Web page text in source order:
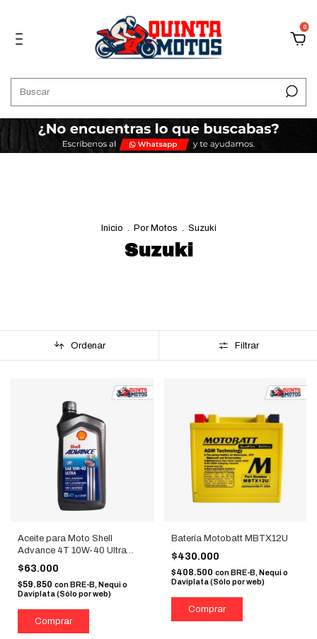
0
Inicio . Por Motos . Suzuki
Suzuki
Ordenar Filtrar
Aceite para Moto Shell
Advance 4T 10W-40 Ultra
100% Sintético 1L
$63.000
$59.850 conBRE-B, Nequi o
Daviplata (Sólo por web)
Batería Motobatt MBTX12U
$430.000
$408.500 con BRE-B, Nequi o
Daviplata (Sólo por web)